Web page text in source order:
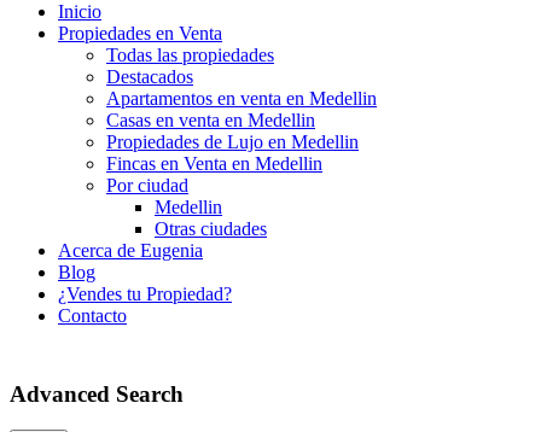
Inicio
Propiedades en Venta
Todas las propiedades
Destacados
Apartamentos en venta en Medellin
Casas en venta en Medellin
Propiedades de Lujo en Medellin
Fincas en Venta en Medellin
Por ciudad
Medellin
Otras ciudades
Acerca de Eugenia
Blog
¿Vendes tu Propiedad?
Contacto
Advanced Search